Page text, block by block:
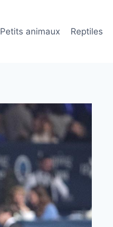
Petits animaux Reptiles